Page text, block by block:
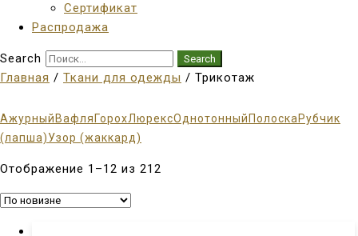
Сертификат
Распродажа
Search Search
Главная / Ткани для одежды / Трикотаж
Ажурный Вафля ГорохЛюрексОднотонный Полоска Рубчик
(лапша)Узор (жаккард)
Отображение 1–12 из 212